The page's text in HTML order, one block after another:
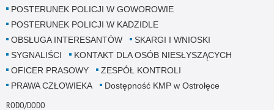
POSTERUNEK POLICJI W GOWOROWIE
POSTERUNEK POLICJI W KADZIDLE
OBSŁUGA INTERESANTÓW
SKARGI I WNIOSKI
SYGNALIŚCI
KONTAKT DLA OSÓB NIESŁYSZĄCYCH
OFICER PRASOWY
ZESPÓŁ KONTROLI
PRAWA CZŁOWIEKA
Dostępność KMP w Ostrołęce
RODO/DODO